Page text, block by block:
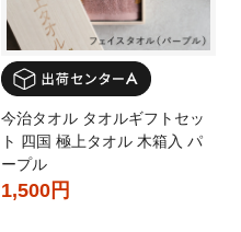
今治タオル タオルギフトセッ
ト 四国 極上タオル 木箱入 パ
ープル
1,500円